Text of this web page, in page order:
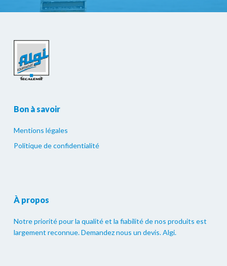
Bon à savoir
Mentions légales
Politique de confidentialité
À propos
Notre priorité pour la qualité et la fiabilité de nos produits est
largement reconnue. Demandez nous un devis. Algi.